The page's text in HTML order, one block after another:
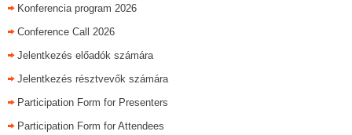
Konferencia program 2026
Conference Call 2026
Jelentkezés előadók számára
Jelentkezés résztvevők számára
Participation Form for Presenters
Participation Form for Attendees